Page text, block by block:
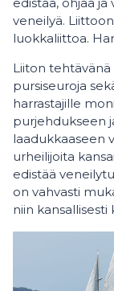
veneilyä.
luokkaliittoa.
Liiton
pursiseuroja
harrastajille
purjehdukseen
laadukkaaseen
urheilijoita
edistää
on vahvasti
niin kansallisesti